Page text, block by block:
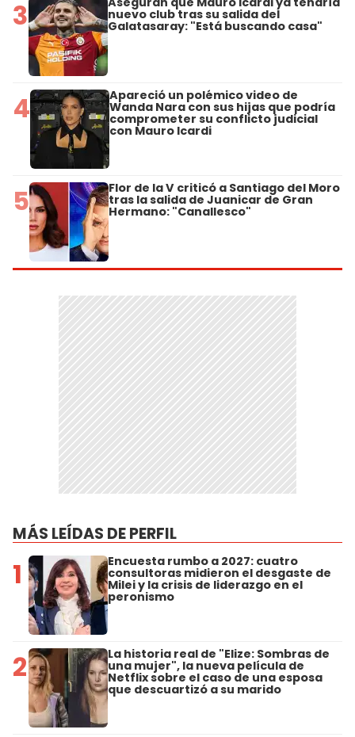
3 nuevo club tras su salida del
Galatasaray: "Está buscando casa"
4 Apareció un polémico video de
Wanda Nara con sus hijas que podría
comprometer su conflicto judicial
con Mauro Icardi
5 Flor de la V criticó a Santiago del Moro
tras la salida de Juanicar de Gran
Hermano: "Canallesco"
MÁS LEÍDAS DE PERFIL
1 Encuesta rumbo a 2027: cuatro
consultoras midieron el desgaste de
Milei y la crisis de liderazgo en el
peronismo
2 La historia real de "Elize: Sombras de
una mujer", la nueva película de
Netflix sobre el caso de una esposa
que descuartizó a su marido